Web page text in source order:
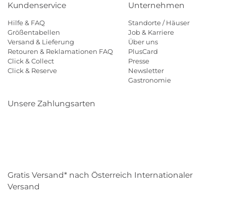
Kundenservice
Hilfe & FAQ
Größentabellen
Versand & Lieferung
Retouren & Reklamationen FAQ
Click & Collect
Click & Reserve
Unternehmen
Standorte / Häuser
Job & Karriere
Über uns
PlusCard
Presse
Newsletter
Gastronomie
Unsere Zahlungsarten
Gratis Versand* nach Österreich Internationaler
Versand